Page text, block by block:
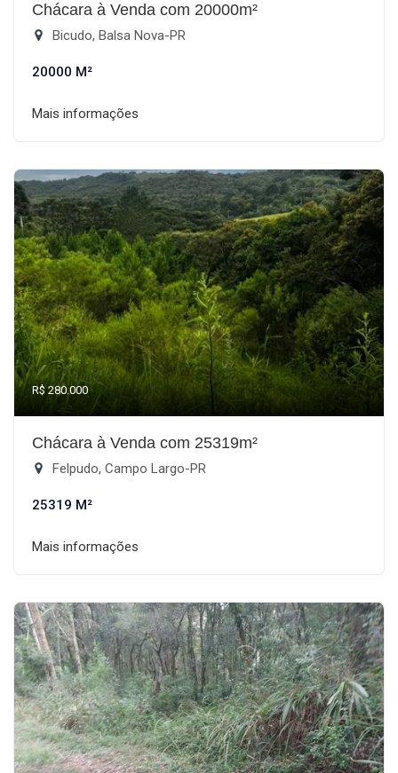
Chácara à Venda com 20000m²
Bicudo, Balsa Nova-PR
20000 M²
Mais informações
R$ 280.000
Chácara à Venda com 25319m²
Felpudo, Campo Largo-PR
25319 M²
Mais informações